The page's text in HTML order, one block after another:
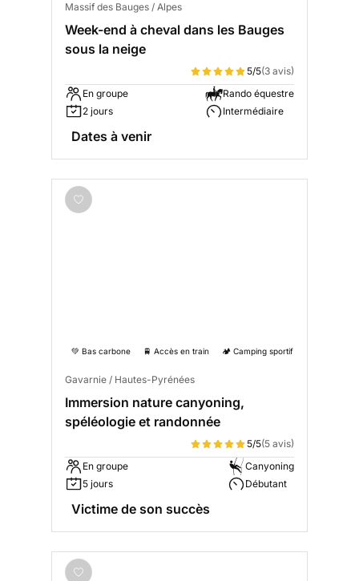
Massif des Bauges / Alpes
Week-end à cheval dans les Bauges
sous la neige
5/5(3 avis)
En groupe
2 jours
Rando équestre
Intermédiaire
Dates à venir
💚 Bas carbone 🚆 Accès en train 🏕️ Camping sportif
Gavarnie / Hautes-Pyrénées
Immersion nature canyoning,
spéléologie et randonnée
5/5(5 avis)
En groupe
5 jours
Canyoning
Débutant
Victime de son succès